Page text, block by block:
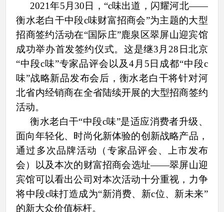
2021年5月30日，“c味出道，闪耀河北——
衡水老白干中段c味财富招商会”为主题的大型
招商签约活动在“国际庄”鹿泉区翠屏山迎宾馆
成功举办首发签约仪式。这是继3月28日北京
“中段c味”专家品评会以及4月5日成都“中段c
味”战略新品发布会后，衡水老白干将针对河
北省内经销商在全省陆续开展的大型招商签约
活动。
衡水老白干“中段c味”是适应消费者升级、
面向年轻化、时尚化新体验的创新战略产品，
通过多次品牌活动（专家品评会、上市发布
会）以及本次的财富招商会选址——翠屏山迎
宾馆可以看出公司对本次活动十分重视，力争
将中段c味打造成为“新消费、新c位、新未来”
的新大众价值标杆。